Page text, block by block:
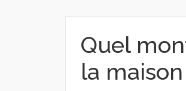
Quel
la